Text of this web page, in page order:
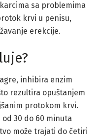
sa problemima
krvi u penisu,
erekcije.
inhibira enzim
rezultira opuštanjem
protokom krvi.
30 do 60 minuta
može trajati do četiri